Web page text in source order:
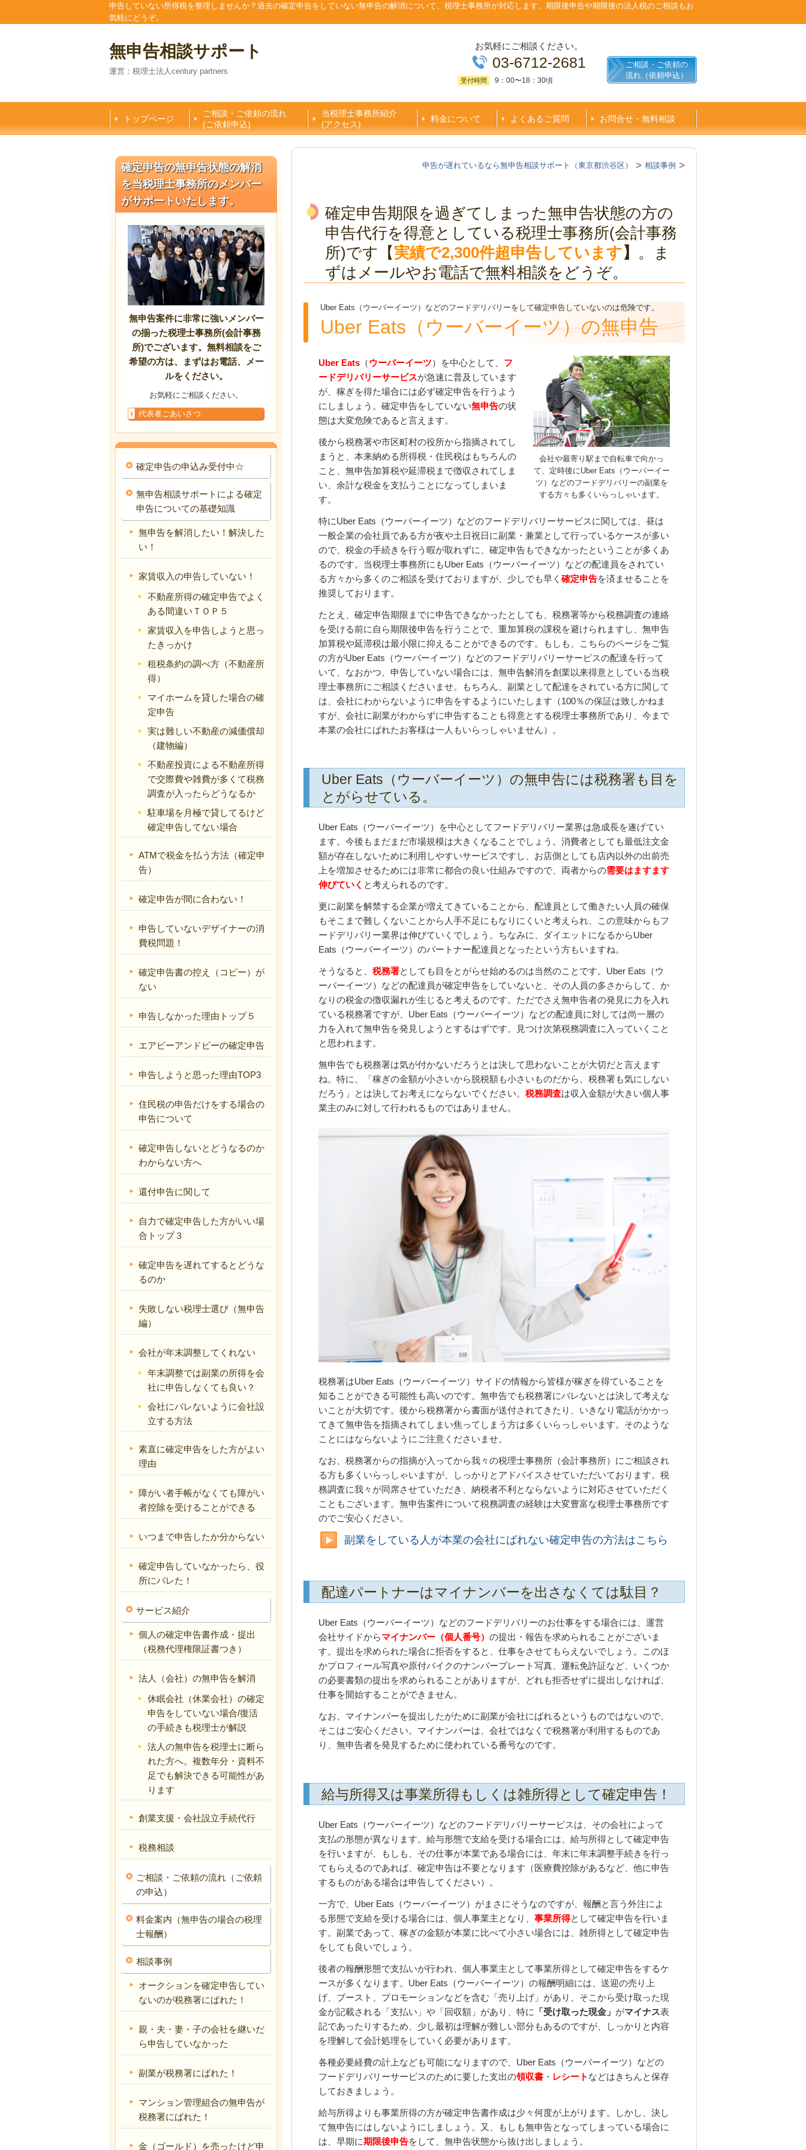
申告していない所得税を整理しませんか？過去の確定申告をしていない無申告の解消について、税理士事務所が対応します。期限後申告や期限後の法人税のご相談もお
気軽にどうぞ。
無申告相談サポート
運営：税理士法人century partners
お気軽にご相談ください。
03-6712-2681
受付時間 9：00〜18：30頃
ご相談・ご依頼の
流れ（依頼申込）
トップページ
ご相談・ご依頼の流れ
(ご依頼申込)
当税理士事務所紹介
(アクセス)
料金について よくあるご質問 お問合せ・無料相談
申告が遅れているなら無申告相談サポート（東京都渋谷区） 相談事例
確定申告期限を過ぎてしまった無申告状態の方の
申告代行を得意としている税理士事務所(会計事務
所)です【実績で2,300件超申告しています】 。ま
ずはメールやお電話で無料相談をどうぞ。
Uber Eats（ウーバーイーツ）などのフードデリバリーをして確定申告していないのは危険です。
Uber Eats（ウーバーイーツ）の無申告
会社や最寄り駅まで自転車で向かっ
て、定時後にUber Eats（ウーバーイー
ツ）などのフードデリバリーの副業を
する方々も多くいらっしゃいます。
Uber Eats （ウーバーイーツ）を中心として、 フ
ードデリバリーサービスが急速に普及しています
が、稼ぎを得た場合には必ず確定申告を行うよう
にしましょう。確定申告をしていない無申告の状
態は大変危険であると言えます。
後から税務署や市区町村の役所から指摘されてし
まうと、本来納める所得税・住民税はもちろんの
こと、無申告加算税や延滞税まで徴収されてしま
い、余計な税金を支払うことになってしまいま
す。
特にUber Eats（ウーバーイーツ）などのフードデリバリーサービスに関しては、昼は
一般企業の会社員である方が夜や土日祝日に副業・兼業として行っているケースが多い
ので、税金の手続きを行う暇が取れずに、確定申告もできなかったということが多くあ
るのです。当税理士事務所にもUber Eats（ウーバーイーツ）などの配達員をされてい
る方々から多くのご相談を受けておりますが、少しでも早く 確定申告を済ませることを
推奨しております。
たとえ、確定申告期限までに申告できなかったとしても、税務署等から税務調査の連絡
を受ける前に自ら期限後申告を行うことで、重加算税の課税を避けられますし、無申告
加算税や延滞税は最小限に抑えることができるのです。もしも、こちらのページをご覧
の方がUber Eats（ウーバーイーツ）などのフードデリバリーサービスの配達を行って
いて、なおかつ、申告していない場合には、無申告解消を創業以来得意としている当税
理士事務所にご相談くださいませ。もちろん、副業として配達をされている方に関して
は、会社にわからないように申告をするようにいたします（100％の保証は致しかねま
すが、会社に副業がわからずに申告することも得意とする税理士事務所であり、今まで
本業の会社にばれたお客様は一人もいらっしゃいません）。
Uber Eats（ウーバーイーツ）の無申告には税務署も目を
とがらせている。
Uber Eats（ウーバーイーツ）を中心としてフードデリバリー業界は急成長を遂げてい
ます。今後もまだまだ市場規模は大きくなることでしょう。消費者としても最低注文金
額が存在しないために利用しやすいサービスですし、お店側としても店内以外の出前売
上を増加させるためには非常に都合の良い仕組みですので、両者からの需要はますます
伸びていく と考えられるのです。
更に副業を解禁する企業が増えてきていることから、配達員として働きたい人員の確保
もそこまで難しくないことから人手不足にもなりにくいと考えられ、この意味からもフ
ードデリバリー業界は伸びていくでしょう。ちなみに、ダイエットになるからUber
Eats（ウーバーイーツ）のパートナー配達員となったという方もいますね。
そうなると、 税務署としても目をとがらせ始めるのは当然のことです。Uber Eats（ウ
ーバーイーツ）などの配達員が確定申告をしていないと、その人員の多さからして、か
なりの税金の徴収漏れが生じると考えるのです。ただでさえ無申告者の発見に力を入れ
ている税務署ですが、Uber Eats（ウーバーイーツ）などの配達員に対しては尚一層の
力を入れて無申告を発見しようとするはずです。見つけ次第税務調査に入っていくこと
と思われます。
無申告でも税務署は気が付かないだろうとは決して思わないことが大切だと言えます
ね。特に、「稼ぎの金額が小さいから脱税額も小さいものだから、税務署も気にしない
だろう」とは決してお考えにならないでください。 税務調査は収入金額が大きい個人事
業主のみに対して行われるものではありません。
税務署はUber Eats（ウーバーイーツ）サイドの情報から皆様が稼ぎを得ていることを
知ることができる可能性も高いのです。無申告でも税務署にバレないとは決して考えな
いことが大切です。後から税務署から書面が送付されてきたり、いきなり電話がかかっ
てきて無申告を指摘されてしまい焦ってしまう方は多くいらっしゃいます。そのような
ことにはならないようにご注意くださいませ。
なお、税務署からの指摘が入ってから我々の税理士事務所（会計事務所）にご相談され
る方も多くいらっしゃいますが、しっかりとアドバイスさせていただいております。税
務調査に我々が同席させていただき、納税者不利とならないように対応させていただく
こともございます。無申告案件について税務調査の経験は大変豊富な税理士事務所です
のでご安心ください。
副業をしている人が本業の会社にばれない確定申告の方法はこちら
配達パートナーはマイナンバーを出さなくては駄目？
Uber Eats（ウーバーイーツ）などのフードデリバリーのお仕事をする場合には、運営
会社サイドからマイナンバー（個人番号） の提出・報告を求められることがございま
す。提出を求められた場合に拒否をすると、仕事をさせてもらえないでしょう。このほ
かプロフィール写真や原付バイクのナンバープレート写真、運転免許証など、いくつか
の必要書類の提出を求められることがありますが、どれも拒否せずに提出しなければ、
仕事を開始することができません。
なお、マイナンバーを提出したがために副業が会社にばれるというものではないので、
そこはご安心ください。マイナンバーは、会社ではなくで税務署が利用するものであ
り、無申告者を発見するために使われている番号なのです。
給与所得又は事業所得もしくは雑所得として確定申告！
Uber Eats（ウーバーイーツ）などのフードデリバリーサービスは、その会社によって
支払の形態が異なります。給与形態で支給を受ける場合には、給与所得として確定申告
を行いますが、もしも、その仕事が本業である場合には、年末に年末調整手続きを行っ
てもらえるのであれば、確定申告は不要となります（医療費控除があるなど、他に申告
するものがある場合は申告してください）。
一方で、Uber Eats（ウーバーイーツ）がまさにそうなのですが、報酬と言う外注によ
る形態で支給を受ける場合には、個人事業主となり、 事業所得として確定申告を行いま
す。副業であって、稼ぎの金額が本業に比べて小さい場合には、雑所得として確定申告
をしても良いでしょう。
後者の報酬形態で支払いが行われ、個人事業主として事業所得として確定申告をするケ
ースが多くなります。Uber Eats（ウーバーイーツ）の報酬明細には、送迎の売り上
げ、ブースト、プロモーションなどを含む「売り上げ」があり、そこから受け取った現
金が記載される「支払い」や「回収額」があり、特に
「受け取った現金」 がマイナス表
記であったりするため、少し最初は理解が難しい部分もあるのですが、しっかりと内容
を理解して会計処理をしていく必要があります。
各種必要経費の計上なども可能になりますので、Uber Eats（ウーバーイーツ）などの
フードデリバリーサービスのために要した支出の領収書 ・ レシート などはきちんと保存
しておきましょう。
給与所得よりも事業所得の方が確定申告書作成は少々何度が上がります。しかし、決し
て無申告にはしないようにしましょう。又、もしも無申告となってしまっている場合に
は、早期に期限後申告をして、無申告状態から抜け出しましょう。
確定申告の無申告状態の解消
を当税理士事務所のメンバー
がサポートいたします。
無申告案件に非常に強いメンバー
の揃った税理士事務所(会計事務
所)でございます。無料相談をご
希望の方は、まずはお電話、メー
ルをください。
お気軽にご相談ください。
代表者ごあいさつ
確定申告の申込み受付中☆
無申告相談サポートによる確定
申告についての基礎知識
無申告を解消したい！解決した
い！
家賃収入の申告していない！
不動産所得の確定申告でよく
ある間違いＴＯＰ５
家賃収入を申告しようと思っ
たきっかけ
租税条約の調べ方（不動産所
得）
マイホームを貸した場合の確
定申告
実は難しい不動産の減価償却
（建物編）
不動産投資による不動産所得
で交際費や雑費が多くて税務
調査が入ったらどうなるか
駐車場を月極で貸してるけど
確定申告してない場合
ATMで税金を払う方法（確定申
告）
確定申告が間に合わない！
申告していないデザイナーの消
費税問題！
確定申告書の控え（コピー）が
ない
申告しなかった理由トップ５
エアビーアンドビーの確定申告
申告しようと思った理由TOP3
住民税の申告だけをする場合の
申告について
確定申告しないとどうなるのか
わからない方へ
還付申告に関して
自力で確定申告した方がいい場
合トップ３
確定申告を遅れてするとどうな
るのか
失敗しない税理士選び（無申告
編）
会社が年末調整してくれない
年末調整では副業の所得を会
社に申告しなくても良い？
会社にバレないように会社設
立する方法
素直に確定申告をした方がよい
理由
障がい者手帳がなくても障がい
者控除を受けることができる
いつまで申告したか分からない
確定申告していなかったら、役
所にバレた！
サービス紹介
個人の確定申告書作成・提出
（税務代理権限証書つき）
法人（会社）の無申告を解消
休眠会社（休業会社）の確定
申告をしていない場合/復活
の手続きも税理士が解説
法人の無申告を税理士に断ら
れた方へ。複数年分・資料不
足でも解決できる可能性があ
ります
創業支援・会社設立手続代行
税務相談
ご相談・ご依頼の流れ（ご依頼
の申込）
料金案内（無申告の場合の税理
士報酬）
相談事例
オークションを確定申告してい
ないのが税務署にばれた！
親・夫・妻・子の会社を継いだ
ら申告していなかった
副業が税務署にばれた！
マンション管理組合の無申告が
税務署にばれた！
金（ゴールド）を売ったけど申